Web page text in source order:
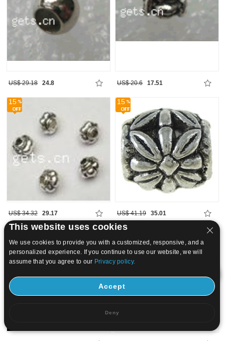
US$ 29.18 24.8 US$ 20.6 17.51
15
US$ 34.32 29.17
15
US$ 41.19 35.01
15 20
This website uses cookies
We use cookies to provide you with a customized, responsive, and a
personalized experience. If you continue to use our website, we will
assume that you agree to our Privacy policy.
Accept
Deny